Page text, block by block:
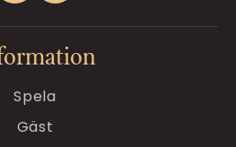
Spela
Gäst